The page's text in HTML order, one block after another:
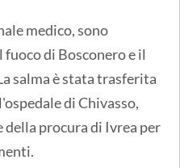
medico, sono
di Bosconero e il
salma è stata trasferita
di Chivasso,
procura di Ivrea per